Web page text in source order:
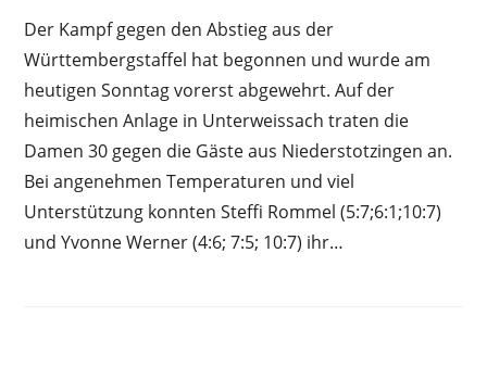
Der Kampf gegen den Abstieg aus der
Württembergstaffel hat begonnen und wurde am
heutigen Sonntag vorerst abgewehrt. Auf der
heimischen Anlage in Unterweissach traten die
Damen 30 gegen die Gäste aus Niederstotzingen an.
Bei angenehmen Temperaturen und viel
Unterstützung konnten Steffi Rommel (5:7;6:1;10:7)
und Yvonne Werner (4:6; 7:5; 10:7) ihr…